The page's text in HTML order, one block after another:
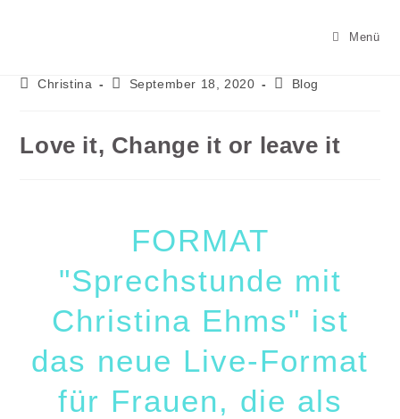
Menü
Christina September 18, 2020 Blog
Love it, Change it or leave it
FORMAT
"Sprechstunde mit
Christina Ehms" ist
das neue Live-Format
für Frauen, die als